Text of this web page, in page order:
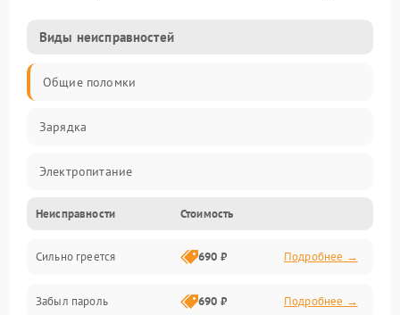
Виды неисправностей
Общие поломки
Зарядка
Электропитание
Экран и изображение
Дисплей
Экран (дисплей)
Неисправности Стоимость
Сильно греется 690 ₽ Подробнее →
Забыл пароль 690 ₽ Подробнее →